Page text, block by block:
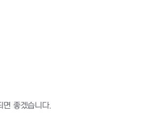
좋겠습니다.